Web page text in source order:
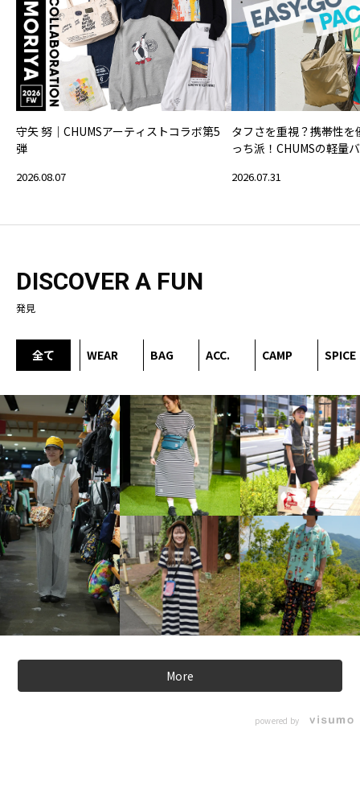
守矢 努｜CHUMSアーティストコラボ第5
弾
2026.08.07
タフさを重視？携帯性
っち派！CHUMSの軽量
2026.07.31
DISCOVER A FUN
発見
全て WEAR BAG ACC. CAMP SPICE
More
powered by